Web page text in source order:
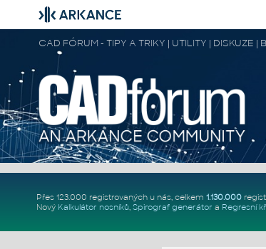
CAD FÓRUM - TIPY A TRIKY | UTILITY | DISKUZE
Přes 123.000 registrovaných u nás, celkem 1.130.000
Nový Kalkulátor nosníků, Spirograf generátor a Regresní